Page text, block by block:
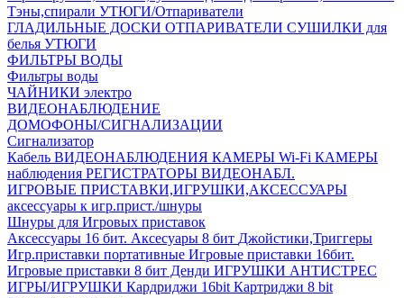
Тэны,спирали УТЮГИ/Отпариватели
ГЛАДИЛЬНЫЕ ДОСКИ ОТПАРИВАТЕЛИ СУШИЛКИ для
белья УТЮГИ
ФИЛЬТРЫ ВОДЫ
Фильтры воды
ЧАЙНИКИ электро
ВИДЕОНАБЛЮДЕНИЕ
ДОМОФОНЫ/СИГНАЛИЗАЦИИ
Сигнализатор
Кабель ВИДЕОНАБЛЮДЕНИЯ КАМЕРЫ Wi-Fi КАМЕРЫ
наблюдения РЕГИСТРАТОРЫ ВИДЕОНАБЛ.
ИГРОВЫЕ ПРИСТАВКИ,ИГРУШКИ,АКСЕССУАРЫ
аксесcуары к игр.прист./шнуры
Шнуры для Игровых приставок
Аксессуары 16 бит. Аксесуары 8 бит Джойстики,Триггеры
Игр.приставки портативные Игровые приставки 16бит.
Игровые приставки 8 бит Денди ИГРУШКИ АНТИСТРЕС
ИГРЫ/ИГРУШКИ Кардриджи 16bit Картриджи 8 bit